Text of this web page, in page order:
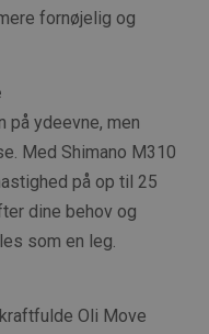
fornøjelig og
på ydeevne, men
Med Shimano M310
på op til 25
dine behov og
som en leg.
Oli Move